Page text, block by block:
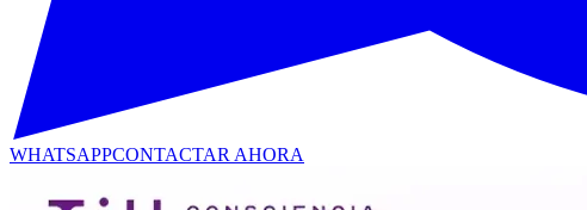
WHATSAPPCONTACTAR AHORA